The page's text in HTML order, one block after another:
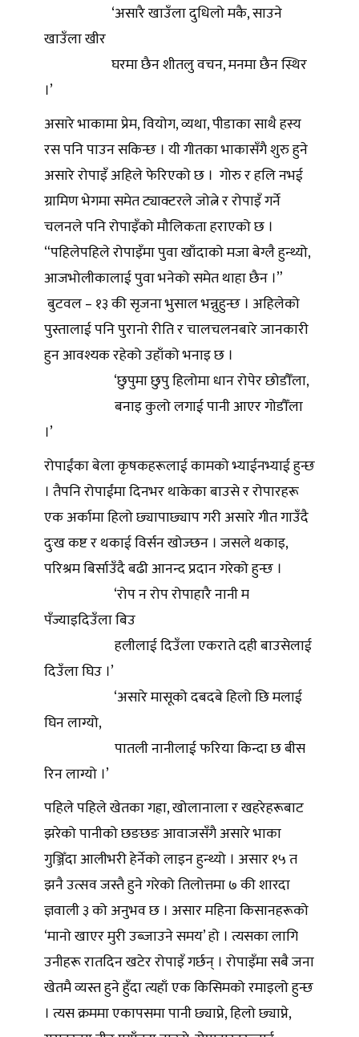
‘असारै खाउँला दुधिलो मकै, साउने
खाउँला खीर
घरमा छैन शीतलु वचन, मनमा छैन स्थिर
।’
असारे भाकामा प्रेम, वियोग, व्यथा, पीडाका साथै हस्य
रस पनि पाउन सकिन्छ । यी गीतका भाकासँगै शुरु हुने
असारे रोपाइँ अहिले फेरिएको छ । गोरु र हलि नभई
ग्रामिण भेगमा समेत ट्याक्टरले जोत्ने र रोपाइँ गर्ने
चलनले पनि रोपाइँको मौलिकता हराएको छ ।
“पहिलेपहिले रोपाइँमा पुवा खाँदाको मजा बेग्लै हुन्थ्यो,
आजभोलीकालाई पुवा भनेको समेत थाहा छैन ।”
बुटवल – १३ की सृजना भुसाल भन्नुहुन्छ । अहिलेको
पुस्तालाई पनि पुरानो रीति र चालचलनबारे जानकारी
हुन आवश्यक रहेको उहाँको भनाइ छ ।
‘छुपुमा छुपु हिलोमा धान रोपेर छोडौँला,
बनाइ कुलो लगाई पानी आएर गोडौँला
।’
रोपाईंका बेला कृषकहरूलाई कामको भ्याईनभ्याई हुन्छ
। तैपनि रोपाईंमा दिनभर थाकेका बाउसे र रोपारहरू
एक अर्कामा हिलो छ्यापाछ्याप गरी असारे गीत गाउँदै
दुःख कष्ट र थकाई विर्सन खोज्छन । जसले थकाइ,
परिश्रम बिर्साउँदै बढी आनन्द प्रदान गरेको हुन्छ ।
‘रोप न रोप रोपाहारै नानी म
पँज्याइदिउँला बिउ
हलीलाई दिउँला एकराते दही बाउसेलाई
दिउँला घिउ ।’
‘असारे मासूको दबदबे हिलो छि मलाई
घिन लाग्यो,
पातली नानीलाई फरिया किन्दा छ बीस
रिन लाग्यो ।’
पहिले पहिले खेतका गह्रा, खोलानाला र खहरेहरूबाट
झरेको पानीको छङछङ आवाजसँगै असारे भाका
गुञ्जिँदा आलीभरी हेर्नेको लाइन हुन्थ्यो । असार १५ त
झनै उत्सव जस्तै हुने गरेको तिलोत्तमा ७ की शारदा
ज्ञवाली ३ को अनुभव छ । असार महिना किसानहरूको
‘मानो खाएर मुरी उब्जाउने समय’ हो । त्यसका लागि
उनीहरू रातदिन खटेर रोपाइँ गर्छन् । रोपाइँमा सबै जना
खेतमै व्यस्त हुने हुँदा त्यहाँ एक किसिमको रमाइलो हुन्छ
। त्यस क्रममा एकापसमा पानी छ्याप्ने, हिलो छ्याप्ने,